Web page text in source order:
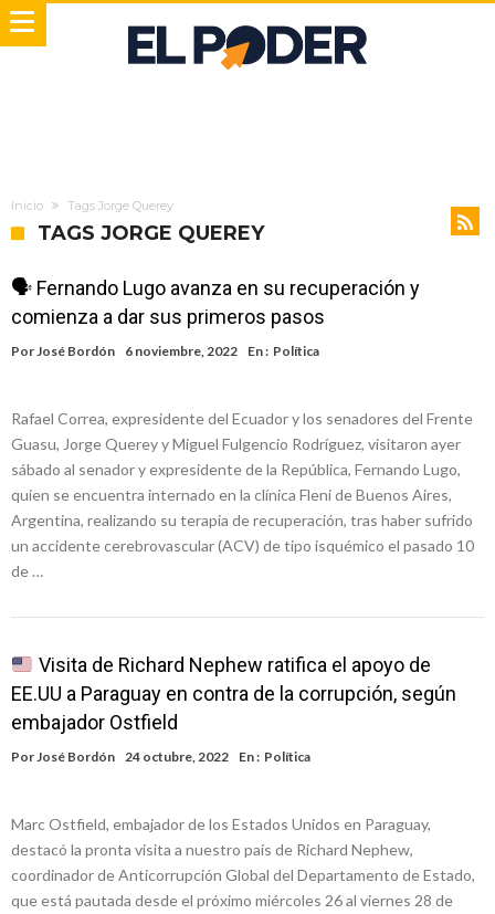
Inicio Tags Jorge Querey
TAGS JORGE QUEREY
🗣 Fernando Lugo avanza en su recuperación y
comienza a dar sus primeros pasos
PorJosé Bordón 6 noviembre, 2022 En : Política
Rafael Correa, expresidente del Ecuador y los senadores del Frente
Guasu, Jorge Querey y Miguel Fulgencio Rodríguez, visitaron ayer
sábado al senador y expresidente de la República, Fernando Lugo,
quien se encuentra internado en la clínica Fleni de Buenos Aires,
Argentina, realizando su terapia de recuperación, tras haber sufrido
un accidente cerebrovascular (ACV) de tipo isquémico el pasado 10
de …
Visita de Richard Nephew ratifica el apoyo de
EE.UU a Paraguay en contra de la corrupción, según
embajador Ostfield
PorJosé Bordón 24 octubre, 2022 En : Política
Marc Ostfield, embajador de los Estados Unidos en Paraguay,
destacó la pronta visita a nuestro país de Richard Nephew,
coordinador de Anticorrupción Global del Departamento de Estado,
que está pautada desde el próximo miércoles 26 al viernes 28 de